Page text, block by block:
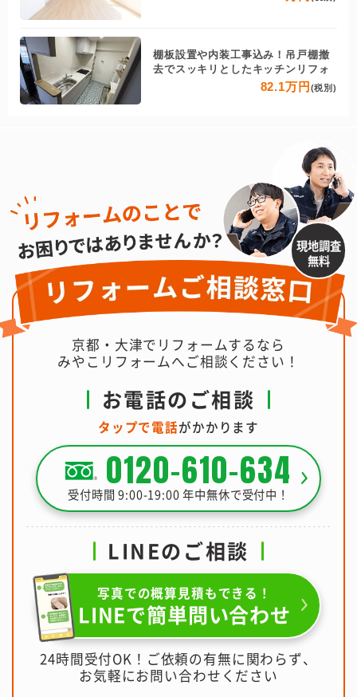
棚板設置や内装工事込み！吊戸棚撤
去でスッキリとしたキッチンリフォ
82.1万円 (税別)
現地調査
無料
京都・大津でリフォームするなら
みやこリフォームへご相談ください！
お電話のご相談
タップで電話がかかります
0120-610-634
受付時間 9:00-19:00 年中無休で受付中！
LINEのご相談
写真での概算見積もできる！
LINEで簡単問い合わせ
24時間受付OK！ご依頼の有無に関わらず、
お気軽にお問い合わせください